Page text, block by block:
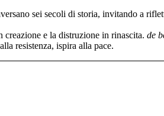
sei secoli di storia, invitando a
e la distruzione in rinascita. de
resistenza, ispira alla pace.